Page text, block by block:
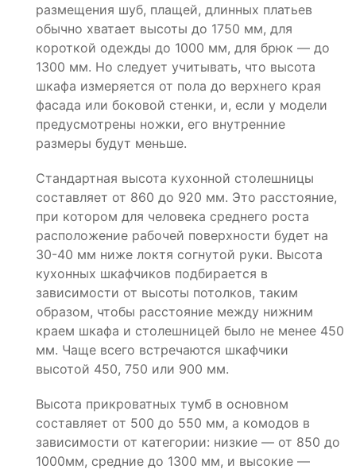
размещения шуб, плащей, длинных платьев
обычно хватает высоты до 1750 мм, для
короткой одежды до 1000 мм, для брюк — до
1300 мм. Но следует учитывать, что высота
шкафа измеряется от пола до верхнего края
фасада или боковой стенки, и, если у модели
предусмотрены ножки, его внутренние
размеры будут меньше.
Стандартная высота кухонной столешницы
составляет от 860 до 920 мм. Это расстояние,
при котором для человека среднего роста
расположение рабочей поверхности будет на
30-40 мм ниже локтя согнутой руки. Высота
кухонных шкафчиков подбирается в
зависимости от высоты потолков, таким
образом, чтобы расстояние между нижним
краем шкафа и столешницей было не менее 450
мм. Чаще всего встречаются шкафчики
высотой 450, 750 или 900 мм.
Высота прикроватных тумб в основном
составляет от 500 до 550 мм, а комодов в
зависимости от категории: низкие — от 850 до
1000мм, средние до 1300 мм, и высокие —